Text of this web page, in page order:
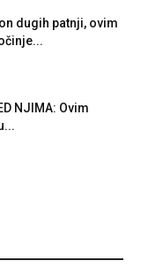
dugih patnji, ovim
NJIMA: Ovim